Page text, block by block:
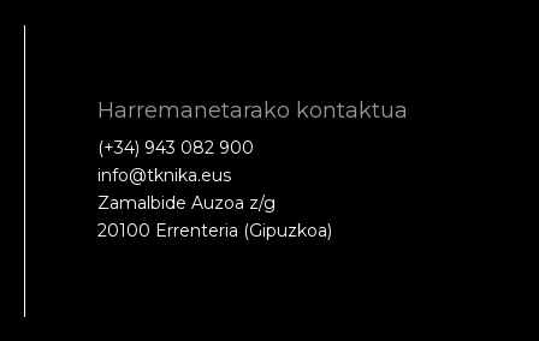
Harremanetarako kontaktua
(+34) 943 082 900
info@tknika.eus
Zamalbide Auzoa z/g
20100 Errenteria (Gipuzkoa)